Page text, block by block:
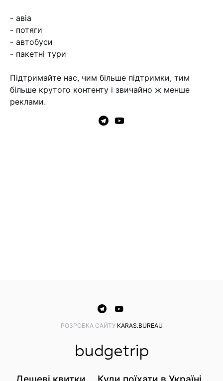
- авіа
- потяги
- автобуси
- пакетні тури
Підтримайте нас, чим більше підтримки, тим
більше крутого контенту і звичайно ж менше
реклами.
PОЗРОБКА САЙТУ KARAS.BUREAU